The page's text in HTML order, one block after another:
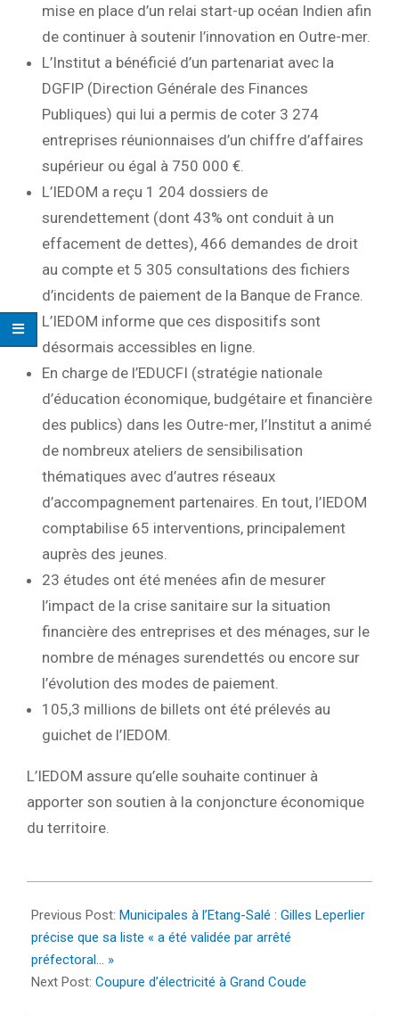
mise en place d’un relai start-up océan Indien afin
de continuer à soutenir l’innovation en Outre-mer.
L’Institut a bénéficié d’un partenariat avec la
DGFIP (Direction Générale des Finances
Publiques) qui lui a permis de coter 3 274
entreprises réunionnaises d’un chiffre d’affaires
supérieur ou égal à 750 000 €.
L’IEDOM a reçu 1 204 dossiers de
surendettement (dont 43% ont conduit à un
effacement de dettes), 466 demandes de droit
au compte et 5 305 consultations des fichiers
d’incidents de paiement de la Banque de France.
L’IEDOM informe que ces dispositifs sont
désormais accessibles en ligne.
En charge de l’EDUCFI (stratégie nationale
d’éducation économique, budgétaire et financière
des publics) dans les Outre-mer, l’Institut a animé
de nombreux ateliers de sensibilisation
thématiques avec d’autres réseaux
d’accompagnement partenaires. En tout, l’IEDOM
comptabilise 65 interventions, principalement
auprès des jeunes.
23 études ont été menées afin de mesurer
l’impact de la crise sanitaire sur la situation
financière des entreprises et des ménages, sur le
nombre de ménages surendettés ou encore sur
l’évolution des modes de paiement.
105,3 millions de billets ont été prélevés au
guichet de l’IEDOM.
L’IEDOM assure qu’elle souhaite continuer à
apporter son soutien à la conjoncture économique
du territoire.
02-
11
Previous Post: Municipales à l’Etang-Salé : Gilles Leperlier
précise que sa liste « a été validée par arrêté
préfectoral… »
Next Post: Coupure d’électricité à Grand Coude